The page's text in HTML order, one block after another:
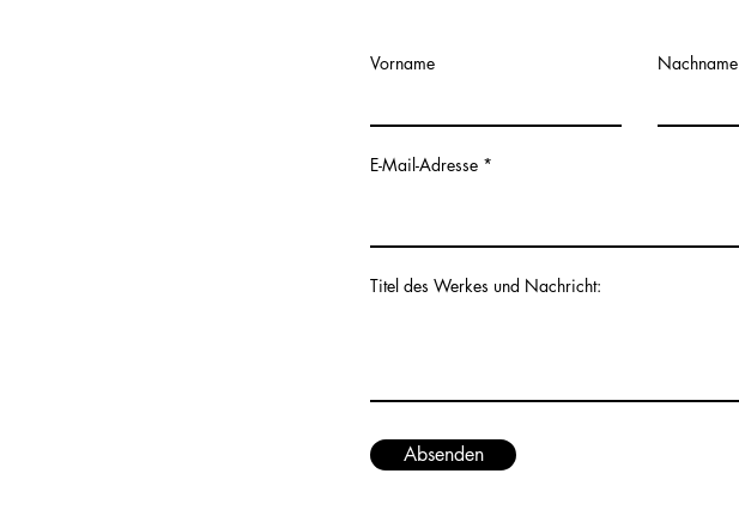
Vorname Nachname
E-Mail-Adresse
Titel des Werkes und Nachricht:
Absenden